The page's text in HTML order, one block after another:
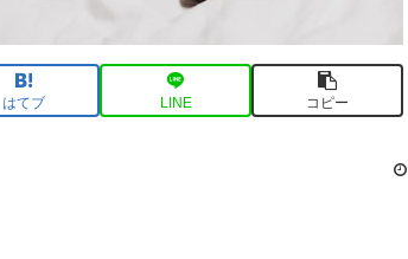
はてブ LINE コピー